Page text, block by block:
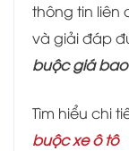
thông tin liên
và giải đáp
buộc giá
Tìm hiểu chi
buộc xe ô tô